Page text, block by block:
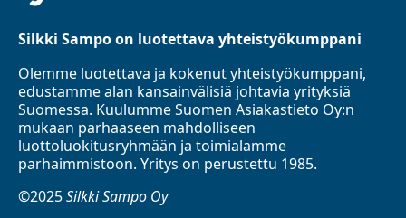
Silkki Sampo on luotettava yhteistyökumppani
Olemme luotettava ja kokenut yhteistyökumppani,
edustamme alan kansainvälisiä johtavia yrityksiä
Suomessa. Kuulumme Suomen Asiakastieto Oy:n
mukaan parhaaseen mahdolliseen
luottoluokitusryhmään ja toimialamme
parhaimmistoon. Yritys on perustettu 1985.
©2025Silkki Sampo Oy